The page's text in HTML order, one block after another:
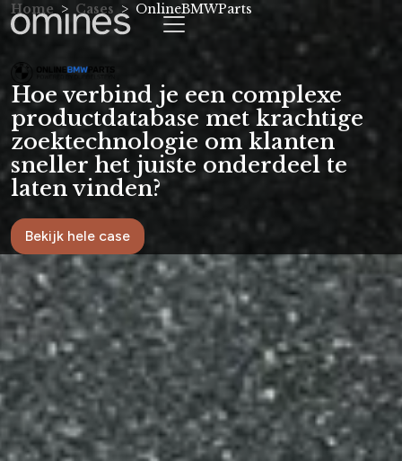
Home Cases OnlineBMWParts
Hoe verbind je een complexe
productdatabase met krachtige
zoektechnologie om klanten
sneller het juiste onderdeel te
laten vinden?
Bekijk hele case